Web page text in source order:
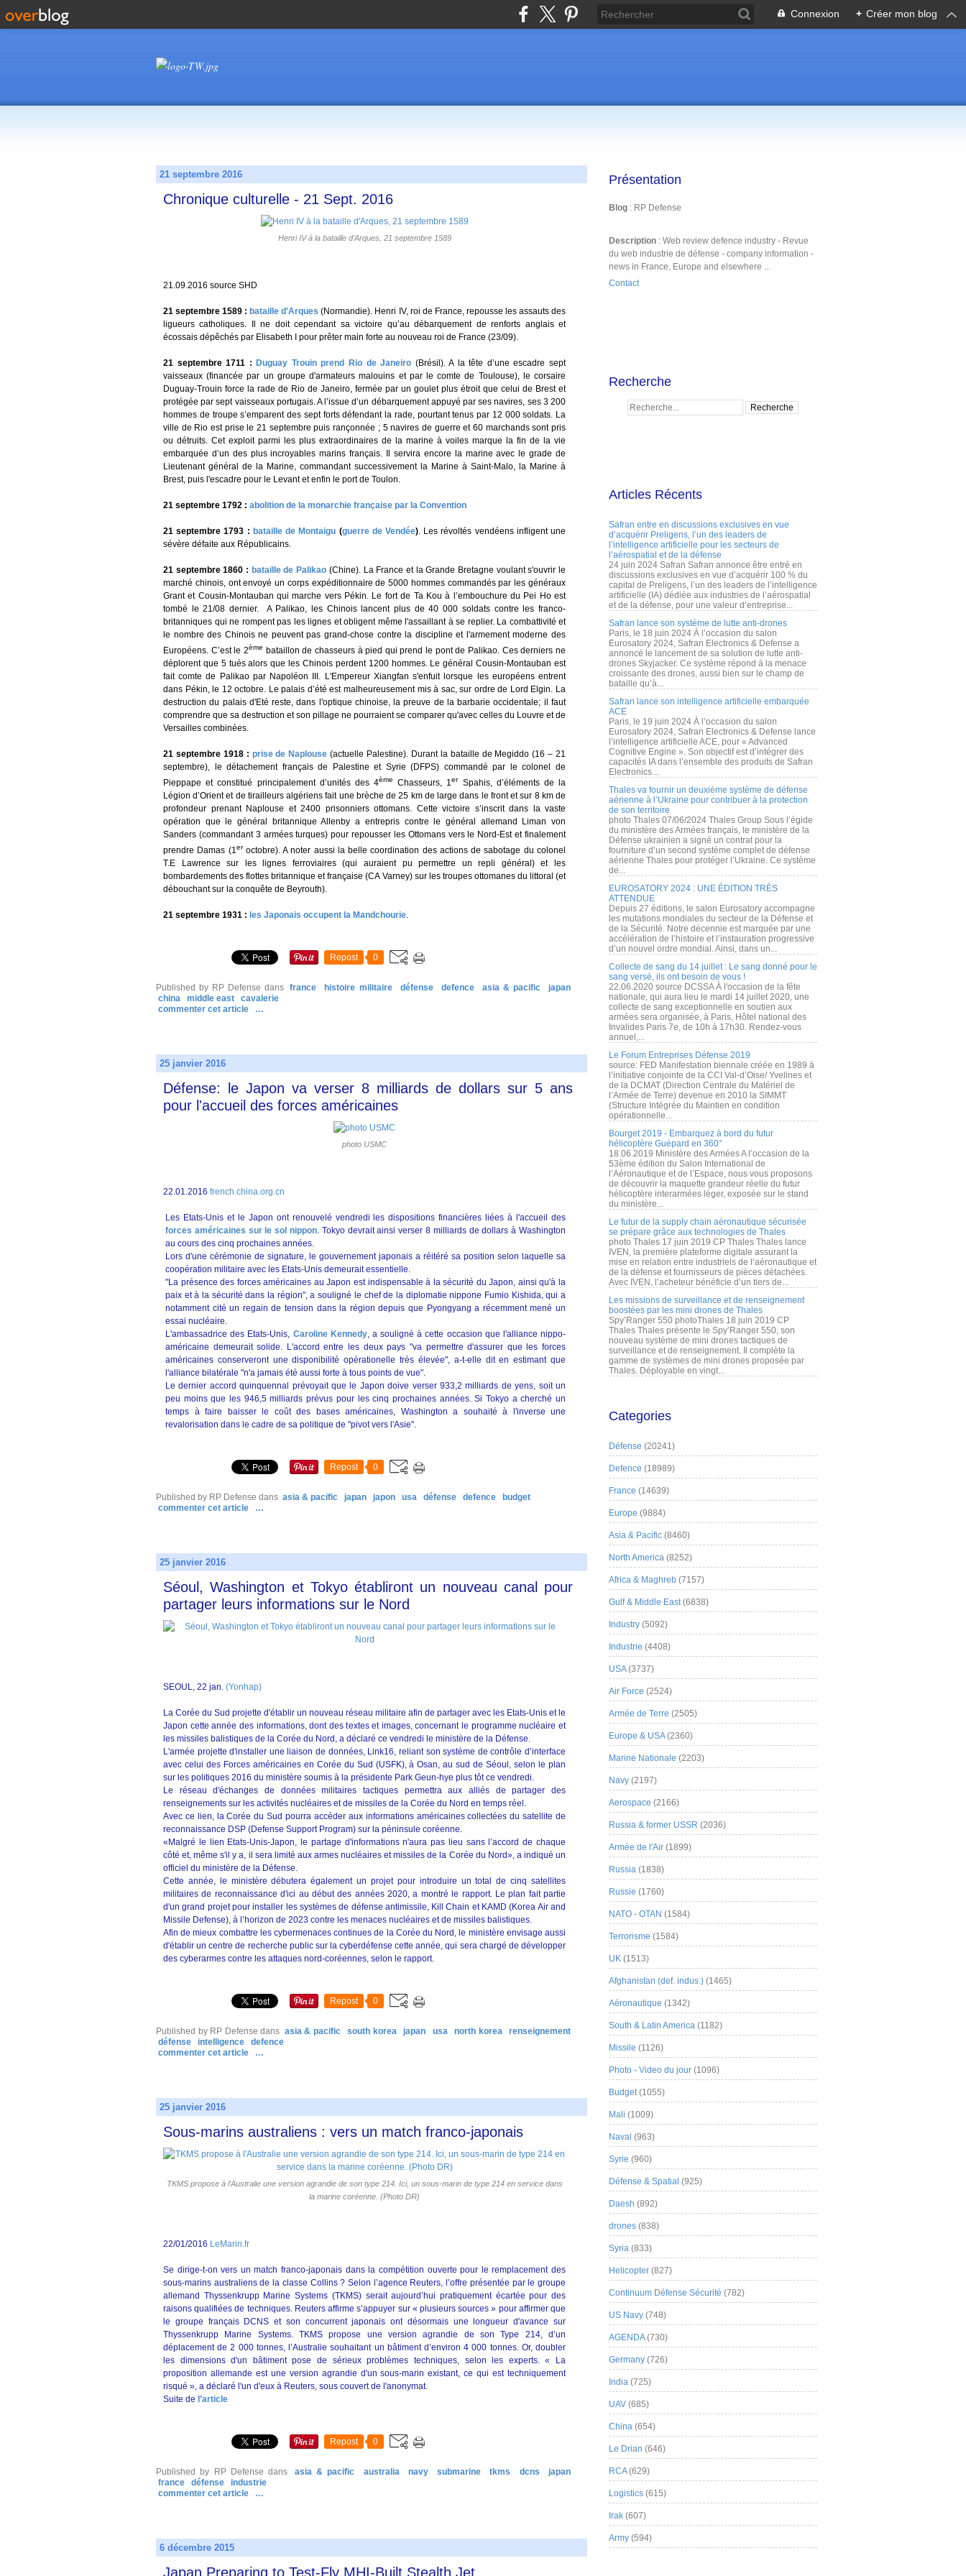
Connexion + Créer mon blog
21 septembre 2016
Chronique culturelle - 21 Sept. 2016
Henri IV à la bataille d'Arques, 21 septembre 1589
21.09.2016 source SHD
21 septembre 1589 : bataille d'Arques(Normandie). Henri IV, roi de France, repousse les assauts des
ligueurs catholiques. Il ne doit cependant sa victoire qu’au débarquement de renforts anglais et
écossais dépêchés par Elisabeth I pour prêter main forte au nouveau roi de France (23/09).
21 septembre 1711 : Duguay Trouin prend Rio de Janeiro (Brésil). A la tête d’une escadre sept
vaisseaux (financée par un groupe d'armateurs malouins et par le comte de Toulouse), le corsaire
Duguay-Trouin force la rade de Rio de Janeiro, fermée par un goulet plus étroit que celui de Brest et
protégée par sept vaisseaux portugais. A l’issue d’un débarquement appuyé par ses navires, ses 3 200
hommes de troupe s’emparent des sept forts défendant la rade, pourtant tenus par 12 000 soldats. La
ville de Rio est prise le 21 septembre puis rançonnée ; 5 navires de guerre et 60 marchands sont pris
ou détruits. Cet exploit parmi les plus extraordinaires de la marine à voiles marque la fin de la vie
embarquée d’un des plus incroyables marins français. Il servira encore la marine avec le grade de
Lieutenant général de la Marine, commandant successivement la Marine à Saint-Malo, la Marine à
Brest, puis l'escadre pour le Levant et enfin le port de Toulon.
21 septembre 1792 : abolition de la monarchie française par la Convention
21 septembre 1793 : bataille de Montaigu (guerre de Vendée). Les révoltés vendéens infligent une
sévère défaite aux Républicains.
21 septembre 1860 : bataille de Palikao (Chine). La France et la Grande Bretagne voulant s'ouvrir le
marché chinois, ont envoyé un corps expéditionnaire de 5000 hommes commandés par les généraux
Grant et Cousin-Montauban qui marche vers Pékin. Le fort de Ta Kou à l’embouchure du Pei Ho est
tombé le 21/08 dernier. A Palikao, les Chinois lancent plus de 40 000 soldats contre les franco-
britanniques qui ne rompent pas les lignes et obligent même l'assaillant à se replier. La combattivité et
le nombre des Chinois ne peuvent pas grand-chose contre la discipline et l'armement moderne des
Européens. C’est le 2ème bataillon de chasseurs à pied qui prend le pont de Palikao. Ces derniers ne
déplorent que 5 tués alors que les Chinois perdent 1200 hommes. Le général Cousin-Montauban est
fait comte de Palikao par Napoléon III. L'Empereur Xiangfan s'enfuit lorsque les européens entrent
dans Pékin, le 12 octobre. Le palais d’été est malheureusement mis à sac, sur ordre de Lord Elgin. La
destruction du palais d'Eté reste, dans l'optique chinoise, la preuve de la barbarie occidentale; il faut
comprendre que sa destruction et son pillage ne pourraient se comparer qu'avec celles du Louvre et de
Versailles combinées.
21 septembre 1918 : prise de Naplouse (actuelle Palestine). Durant la bataille de Megiddo (16 – 21
septembre), le détachement français de Palestine et Syrie (DFPS) commandé par le colonel de
Pieppape et constitué principalement d’unités des 4ème Chasseurs, 1er
Spahis, d’éléments de la
Légion d’Orient et de tirailleurs algériens fait une brèche de 25 km de large dans le front et sur 8 km de
profondeur prenant Naplouse et 2400 prisonniers ottomans. Cette victoire s’inscrit dans la vaste
opération que le général britannique Allenby a entrepris contre le général allemand Liman von
Sanders (commandant 3 armées turques) pour repousser les Ottomans vers le Nord-Est et finalement
prendre Damas (1er octobre). A noter aussi la belle coordination des actions de sabotage du colonel
T.E Lawrence sur les lignes ferroviaires (qui auraient pu permettre un repli général) et les
bombardements des flottes britannique et française (CA Varney) sur les troupes ottomanes du littoral (et
débouchant sur la conquête de Beyrouth).
21 septembre 1931 : les Japonais occupent la Mandchourie.
Repost 0
Published by RP Defense dans france histoire militaire défense defence asia & pacific
japan
china
middle east
cavalerie
commenter cet article
…
25 janvier 2016
Défense: le Japon va verser 8 milliards de dollars sur 5 ans
pour l'accueil des forces américaines
photo USMC
22.01.2016 french.china.org.cn
Les Etats-Unis et le Japon ont renouvelé vendredi les dispositions financières liées à l'accueil des
forces américaines sur le sol nippon. Tokyo devrait ainsi verser 8 milliards de dollars à Washington
au cours des cinq prochaines années.
Lors d'une cérémonie de signature, le gouvernement japonais a réitéré sa position selon laquelle sa
coopération militaire avec les Etats-Unis demeurait essentielle.
"La présence des forces américaines au Japon est indispensable à la sécurité du Japon, ainsi qu'à la
paix et à la sécurité dans la région", a souligné le chef de la diplomatie nippone Fumio Kishida, qui a
notamment cité un regain de tension dans la région depuis que Pyongyang a récemment mené un
essai nucléaire.
L'ambassadrice des Etats-Unis, Caroline Kennedy, a souligné à cette occasion que l'alliance nippo-
américaine demeurait solide. L'accord entre les deux pays "va permettre d'assurer que les forces
américaines conserveront une disponibilité opérationelle très élevée", a-t-elle dit en estimant que
l'alliance bilatérale "n'a jamais été aussi forte à tous points de vue".
Le dernier accord quinquennal prévoyait que le Japon doive verser 933,2 milliards de yens, soit un
peu moins que les 946,5 milliards prévus pour les cinq prochaines années. Si Tokyo a cherché un
temps à faire baisser le coût des bases américaines, Washington a souhaité à l'inverse une
revalorisation dans le cadre de sa politique de "pivot vers l'Asie".
Repost 0
Published by RP Defense dans asia & pacific japan japon usa défense defence
budget
commenter cet article
…
25 janvier 2016
Séoul, Washington et Tokyo établiront un nouveau canal pour
partager leurs informations sur le Nord
SEOUL, 22 jan. (Yonhap)
La Corée du Sud projette d'établir un nouveau réseau militaire afin de partager avec les Etats-Unis et le
Japon cette année des informations, dont des textes et images, concernant le programme nucléaire et
les missiles balistiques de la Corée du Nord, a déclaré ce vendredi le ministère de la Défense.
L'armée projette d'installer une liaison de données, Link16, reliant son système de contrôle d’interface
avec celui des Forces américaines en Corée du Sud (USFK), à Osan, au sud de Séoul, selon le plan
sur les politiques 2016 du ministère soumis à la présidente Park Geun-hye plus tôt ce vendredi.
Le réseau d'échanges de données militaires tactiques permettra aux alliés de partager des
renseignements sur les activités nucléaires et de missiles de la Corée du Nord en temps réel.
Avec ce lien, la Corée du Sud pourra accéder aux informations américaines collectées du satellite de
reconnaissance DSP (Defense Support Program) sur la péninsule coréenne.
«Malgré le lien Etats-Unis-Japon, le partage d'informations n'aura pas lieu sans l’accord de chaque
côté et, même s'il y a, il sera limité aux armes nucléaires et missiles de la Corée du Nord», a indiqué un
officiel du ministère de la Défense.
Cette année, le ministère débutera également un projet pour introduire un total de cinq satellites
militaires de reconnaissance d'ici au début des années 2020, a montré le rapport. Le plan fait partie
d'un grand projet pour installer les systèmes de défense antimissile, Kill Chain et KAMD (Korea Air and
Missile Defense), à l’horizon de 2023 contre les menaces nucléaires et de missiles balistiques.
Afin de mieux combattre les cybermenaces continues de la Corée du Nord, le ministère envisage aussi
d'établir un centre de recherche public sur la cyberdéfense cette année, qui sera chargé de développer
des cyberarmes contre les attaques nord-coréennes, selon le rapport.
Repost 0
Published by RP Defense dans asia & pacific south korea japan usa north korea
renseignement
défense
intelligence
defence
commenter cet article
…
25 janvier 2016
Sous-marins australiens : vers un match franco-japonais
TKMS propose à l'Australie une version agrandie de son type 214. Ici, un sous-marin de type 214 en service dans
la marine coréenne. (Photo DR)
22/01/2016 LeMarin.fr
Se dirige-t-on vers un match franco-japonais dans la compétition ouverte pour le remplacement des
sous-marins australiens de la classe Collins ? Selon l’agence Reuters, l’offre présentée par le groupe
allemand Thyssenkrupp Marine Systems (TKMS) serait aujourd’hui pratiquement écartée pour des
raisons qualifiées de techniques. Reuters affirme s’appuyer sur « plusieurs sources » pour affirmer que
le groupe français DCNS et son concurrent japonais ont désormais une longueur d'avance sur
Thyssenkrupp Marine Systems. TKMS propose une version agrandie de son Type 214, d’un
déplacement de 2 000 tonnes, l’Australie souhaitant un bâtiment d’environ 4 000 tonnes. Or, doubler
les dimensions d'un bâtiment pose de sérieux problèmes techniques, selon les experts. « La
proposition allemande est une version agrandie d'un sous-marin existant, ce qui est techniquement
risqué », a déclaré l'un d'eux à Reuters, sous couvert de l'anonymat.
Suite de l’article
Repost 0
Published by RP Defense dans asia & pacific australia navy submarine tkms dcns
japan
france
défense
industrie
commenter cet article
…
6 décembre 2015
Japan Preparing to Test-Fly MHI-Built Stealth Jet
Présentation
Blog : RP Defense
Description : Web review defence industry - Revue
du web industrie de défense - company information -
news in France, Europe and elsewhere ...
Contact
Recherche
Articles Récents
Safran entre en discussions exclusives en vue
d’acquérir Preligens, l’un des leaders de
l’intelligence artificielle pour les secteurs de
l’aérospatial et de la défense
24 juin 2024 Safran Safran annonce être entré en
discussions exclusives en vue d’acquérir 100 % du
capital de Preligens, l’un des leaders de l’intelligence
artificielle (IA) dédiée aux industries de l’aérospatial
et de la défense, pour une valeur d’entreprise...
Safran lance son système de lutte anti-drones
Paris, le 18 juin 2024 À l’occasion du salon
Eurosatory 2024, Safran Electronics & Defense a
annoncé le lancement de sa solution de lutte anti-
drones Skyjacker. Ce système répond à la menace
croissante des drones, aussi bien sur le champ de
bataille qu’à...
Safran lance son intelligence artificielle embarquée
ACE
Paris, le 19 juin 2024 À l’occasion du salon
Eurosatory 2024, Safran Electronics & Defense lance
l’intelligence artificielle ACE, pour « Advanced
Cognitive Engine ». Son objectif est d’intégrer des
capacités IA dans l’ensemble des produits de Safran
Electronics...
Thales va fournir un deuxième système de défense
aérienne à l’Ukraine pour contribuer à la protection
de son territoire
photo Thales 07/06/2024 Thales Group Sous l’égide
du ministère des Armées français, le ministère de la
Défense ukrainien a signé un contrat pour la
fourniture d’un second système complet de défense
aérienne Thales pour protéger l’Ukraine. Ce système
de...
EUROSATORY 2024 : UNE ÉDITION TRÈS
ATTENDUE
Depuis 27 éditions, le salon Eurosatory accompagne
les mutations mondiales du secteur de la Défense et
de la Sécurité. Notre décennie est marquée par une
accélération de l’histoire et l’instauration progressive
d’un nouvel ordre mondial. Ainsi, dans un...
Collecte de sang du 14 juillet : Le sang donné pour le
sang versé, ils ont besoin de vous !
22.06.2020 source DCSSA À l'occasion de la fête
nationale, qui aura lieu le mardi 14 juillet 2020, une
collecte de sang exceptionnelle en soutien aux
armées sera organisée, à Paris, Hôtel national des
Invalides Paris 7e, de 10h à 17h30. Rendez-vous
annuel,...
Le Forum Entreprises Défense 2019
source: FED Manifestation biennale créée en 1989 à
l’initiative conjointe de la CCI Val-d’Oise/ Yvelines et
de la DCMAT (Direction Centrale du Matériel de
l’Armée de Terre) devenue en 2010 la SIMMT
(Structure Intégrée du Maintien en condition
opérationnelle...
Bourget 2019 - Embarquez à bord du futur
hélicoptère Guépard en 360°
18.06.2019 Ministère des Armées A l’occasion de la
53ème édition du Salon International de
l’Aéronautique et de l’Espace, nous vous proposons
de découvrir la maquette grandeur réelle du futur
hélicoptère interarmées léger, exposée sur le stand
du ministère...
Le futur de la supply chain aéronautique sécurisée
se prépare grâce aux technologies de Thales
photo Thales 17 juin 2019 CP Thales Thales lance
IVEN, la première plateforme digitale assurant la
mise en relation entre industriels de l’aéronautique et
de la défense et fournisseurs de pièces détachées.
Avec IVEN, l’acheteur bénéficie d’un tiers de...
Les missions de surveillance et de renseignement
boostées par les mini drones de Thales
Spy’Ranger 550 photoThales 18 juin 2019 CP
Thales Thales présente le Spy’Ranger 550, son
nouveau système de mini drones tactiques de
surveillance et de renseignement. Il complète la
gamme de systèmes de mini drones proposée par
Thales. Déployable en vingt...
Categories
Défense (20241)
Defence (18989)
France (14639)
Europe (9884)
Asia & Pacific (8460)
North America (8252)
Africa & Maghreb (7157)
Gulf & Middle East(6838)
Industry (5092)
Industrie (4408)
USA(3737)
Air Force (2524)
Armée de Terre (2505)
Europe & USA(2360)
Marine Nationale (2203)
Navy (2197)
Aerospace (2166)
Russia & former USSR (2036)
Armée de l'Air (1899)
Russia (1838)
Russie (1760)
NATO - OTAN (1584)
Terrorisme (1584)
UK (1513)
Afghanistan (def. indus.) (1465)
Aéronautique (1342)
South & Latin America (1182)
Missile (1126)
Photo - Video du jour (1096)
Budget(1055)
Mali (1009)
Naval (963)
Syrie (960)
Défense & Spatial (925)
Daesh (892)
drones (838)
Syria (833)
Helicopter (827)
Continuum Défense Sécurité (782)
US Navy (748)
AGENDA(730)
Germany (726)
India (725)
UAV (685)
China (654)
Le Drian (646)
RCA(629)
Logistics (615)
Irak (607)
Army (594)